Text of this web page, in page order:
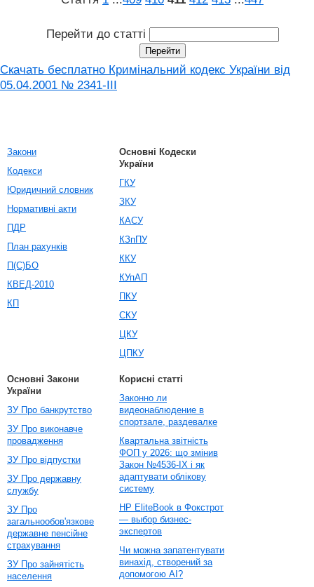
Перейти до статті
Скачать бесплатно Кримінальний кодекс України від
05.04.2001 № 2341-III
Закони
Кодекси
Юридичний словник
Нормативні акти
ПДР
План рахунків
П(С)БО
КВЕД-2010
КП
Основні Кодески
України
ГКУ
ЗКУ
КАСУ
КЗпПУ
ККУ
КУпАП
ПКУ
СКУ
ЦКУ
ЦПКУ
Основні Закони
України
ЗУ Про банкрутство
ЗУ Про виконавче
провадження
ЗУ Про відпустки
ЗУ Про державну
службу
ЗУ Про
загальнообов'язкове
державне пенсійне
страхування
ЗУ Про зайнятість
населення
Корисні статті
Законно ли
видеонаблюдение в
спортзале, раздевалке
Квартальна звітність
ФОП у 2026: що змінив
Закон №4536-IX і як
адаптувати облікову
систему
HP EliteBook в Фокстрот
— выбор бизнес-
экспертов
Чи можна запатентувати
винахід, створений за
допомогою AI?